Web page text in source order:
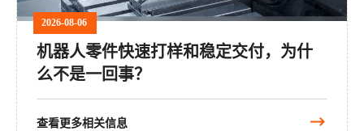
2026-08-06
机器人零件快速打样和稳定交付，为什
么不是一回事？
查看更多相关信息